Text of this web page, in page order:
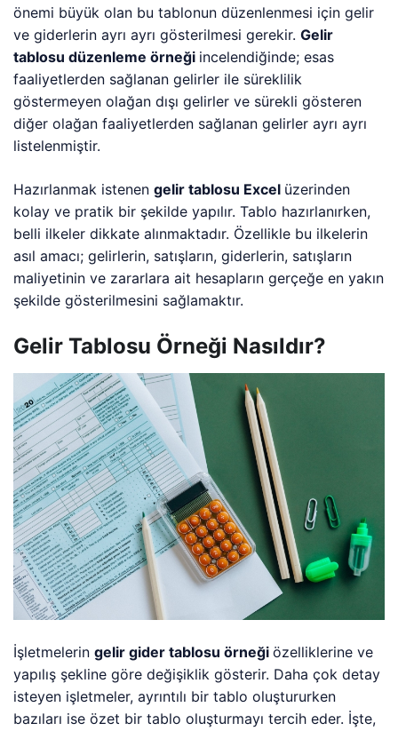
önemi büyük olan bu tablonun düzenlenmesi için gelir
ve giderlerin ayrı ayrı gösterilmesi gerekir.Gelir
tablosu düzenleme örneği incelendiğinde; esas
faaliyetlerden sağlanan gelirler ile süreklilik
göstermeyen olağan dışı gelirler ve sürekli gösteren
diğer olağan faaliyetlerden sağlanan gelirler ayrı ayrı
listelenmiştir.
Hazırlanmak istenengelir tablosu Excel üzerinden
kolay ve pratik bir şekilde yapılır. Tablo hazırlanırken,
belli ilkeler dikkate alınmaktadır. Özellikle bu ilkelerin
asıl amacı; gelirlerin, satışların, giderlerin, satışların
maliyetinin ve zararlara ait hesapların gerçeğe en yakın
şekilde gösterilmesini sağlamaktır.
Gelir Tablosu Örneği Nasıldır?
İşletmeleringelir gider tablosu örneğiözelliklerine ve
yapılış şekline göre değişiklik gösterir. Daha çok detay
isteyen işletmeler, ayrıntılı bir tablo oluştururken
bazıları ise özet bir tablo oluşturmayı tercih eder. İşte,